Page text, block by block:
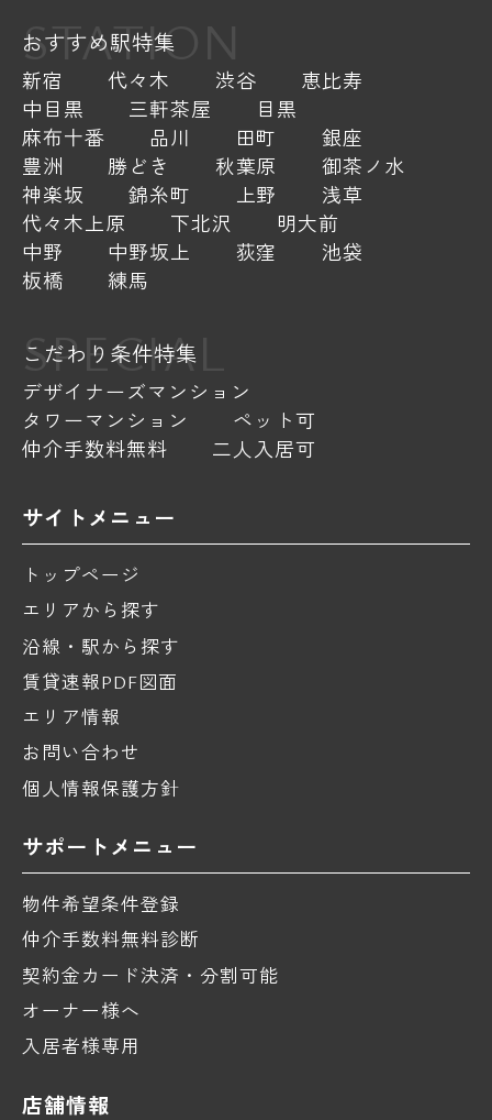
STATION
おすすめ駅特集
新宿 代々木 渋谷
恵比寿
中目黒
三軒茶屋
目黒
麻布十番
品川 田町
銀座
豊洲
勝どき 秋葉原
御茶ノ水
神楽坂
錦糸町 上野
浅草
代々木上原
下北沢
明大前
中野
中野坂上 荻窪
池袋
板橋
練馬
SPECIAL
こだわり条件特集
デザイナーズマンション
タワーマンション
ペット可
仲介手数料無料
二人入居可
サイトメニュー
トップページ
エリアから探す
沿線・駅から探す
賃貸速報PDF図面
エリア情報
お問い合わせ
個人情報保護方針
サポートメニュー
物件希望条件登録
仲介手数料無料診断
契約金カード決済・分割可能
オーナー様へ
入居者様専用
店舗情報